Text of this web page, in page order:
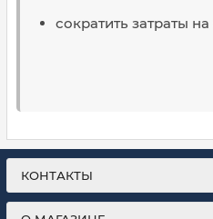
сократить затраты
КОНТАКТЫ